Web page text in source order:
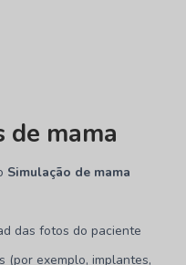
de mama
Simulação de mama
das fotos do paciente
(por exemplo, implantes,